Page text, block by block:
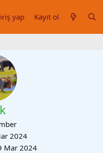
yap Kayıt ol
2024
Mar 2024